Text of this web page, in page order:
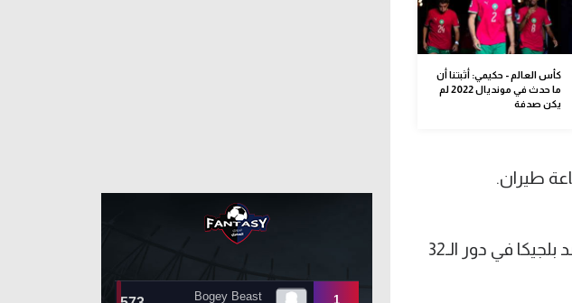
كأس العالم - حكيمي: أثبتنا أن
ما حدث في مونديال 2022 لم
يكن صدفة
وتحوم الشكوك حول قدرة إدوارد ميندي حارس السنغال على المشاركة ضد بلجيكا في دور الـ32